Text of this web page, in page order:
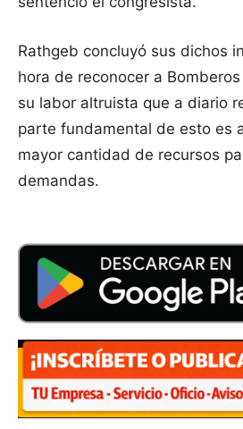
Rathgeb concluyó sus dichos
hora de reconocer a
su labor altruista que a diario
parte fundamental de esto es
mayor cantidad de recursos
demandas.